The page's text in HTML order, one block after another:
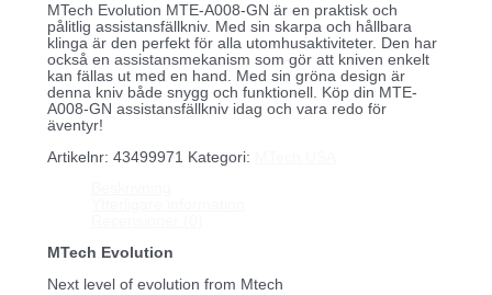
MTech Evolution MTE-A008-GN är en praktisk och
pålitlig assistansfällkniv. Med sin skarpa och hållbara
klinga är den perfekt för alla utomhusaktiviteter. Den har
också en assistansmekanism som gör att kniven enkelt
kan fällas ut med en hand. Med sin gröna design är
denna kniv både snygg och funktionell. Köp din MTE-
A008-GN assistansfällkniv idag och vara redo för
äventyr!
Artikelnr: 43499971 Kategori:
MTech Evolution
Next level of evolution from Mtech